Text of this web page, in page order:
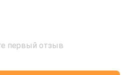
первый отзыв